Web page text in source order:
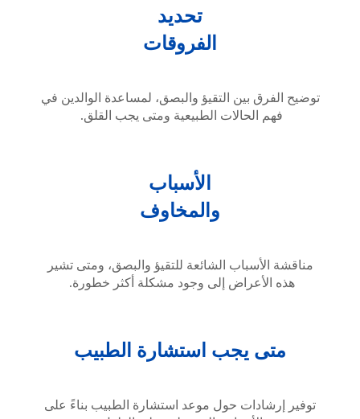
تحديد
الفروقات
توضيح الفرق بين التقيؤ والبصق، لمساعدة الوالدين في
فهم الحالات الطبيعية ومتى يجب القلق.
الأسباب
والمخاوف
مناقشة الأسباب الشائعة للتقيؤ والبصق، ومتى تشير
هذه الأعراض إلى وجود مشكلة أكثر خطورة.
متى يجب استشارة الطبيب
توفير إرشادات حول موعد استشارة الطبيب بناءً على